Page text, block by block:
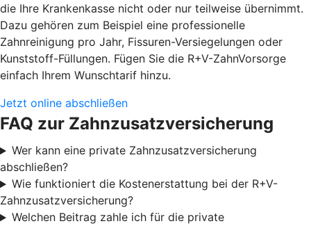
die Ihre Krankenkasse nicht oder nur teilweise übernimmt.
Dazu gehören zum Beispiel eine professionelle
Zahnreinigung pro Jahr, Fissuren-Versiegelungen oder
Kunststoff-Füllungen. Fügen Sie die R+V-ZahnVorsorge
einfach Ihrem Wunschtarif hinzu.
Jetzt online abschließen
FAQ zur Zahnzusatzversicherung
Wer kann eine private Zahnzusatzversicherung
abschließen?
Wie funktioniert die Kostenerstattung bei der R+V-
Zahnzusatzversicherung?
Welchen Beitrag zahle ich für die private